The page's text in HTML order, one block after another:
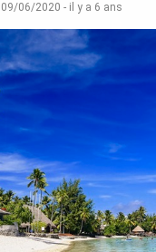
Guadeloupéen
06/2020 - il y a 6 ans